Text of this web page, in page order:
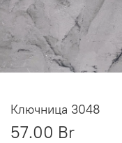
Ключница 3048
57.00 Br